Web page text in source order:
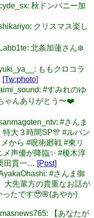
秋ドンバニー加
クリスマス楽し
北条加蓮さん❄️
ももクロコラ
[Tw:photo]
#すみれのゆ
ゃんありがとう〜❤️
#さんま
大３時間SP🎊 #ルパン
から #呪術廻戦 #東リ
声優が降臨✨ #榎木淳
田貫一… [Post]
#さんま御
大先輩方の貴重なお話が
たです🥹🌸(あやか)
【あなたが